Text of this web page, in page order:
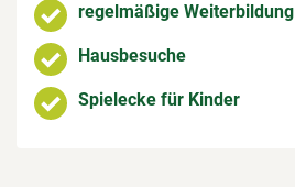
regelmäßige Weiterbildung
Hausbesuche
Spielecke für Kinder